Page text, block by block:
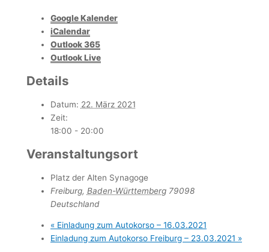
Google Kalender
iCalendar
Outlook 365
Outlook Live
Details
Datum: 22. März 2021
Zeit:
18:00 - 20:00
Veranstaltungsort
Platz der Alten Synagoge
Freiburg, Baden-Württemberg 79098
Deutschland
«Einladung zum Autokorso – 16.03.2021
Einladung zum Autokorso Freiburg – 23.03.2021 »